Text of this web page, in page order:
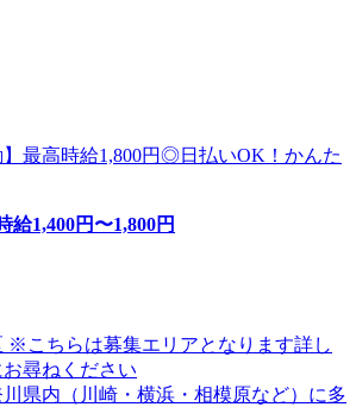
】最高時給1,800円◎日払いOK！かんた
給1,400円〜1,800円
※こちらは募集エリアとなります詳し
尋ねください
県内（川崎・横浜・相模原など）に多